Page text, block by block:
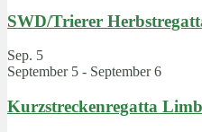
SWD/Trierer
Sep. 5
September 5 - September 6
Kurzstreckenregatta